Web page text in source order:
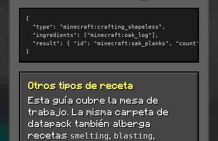
{
"type" : "minecraft:crafting_shapeless" ,
"ingredients" : [ "minecraft:oak_log" ],
"result" : { "id" : "minecraft:oak_planks" , "count"
}
Otros tipos de receta
Esta guía cubre la mesa de
trabajo. La misma carpeta de
datapack también alberga
recetas smelting, blasting,